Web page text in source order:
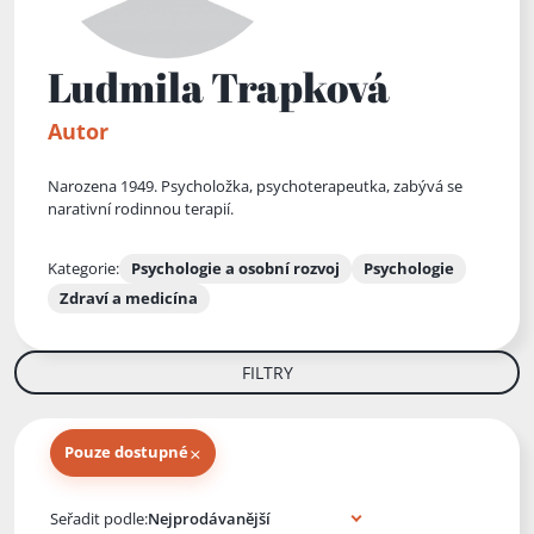
Ludmila Trapková
Autor
Narozena 1949. Psycholožka, psychoterapeutka, zabývá se
narativní rodinnou terapií.
Kategorie: Psychologie a osobní rozvoj
Psychologie
Zdraví a medicína
FILTRY
Pouze dostupné×
Seřadit podle: